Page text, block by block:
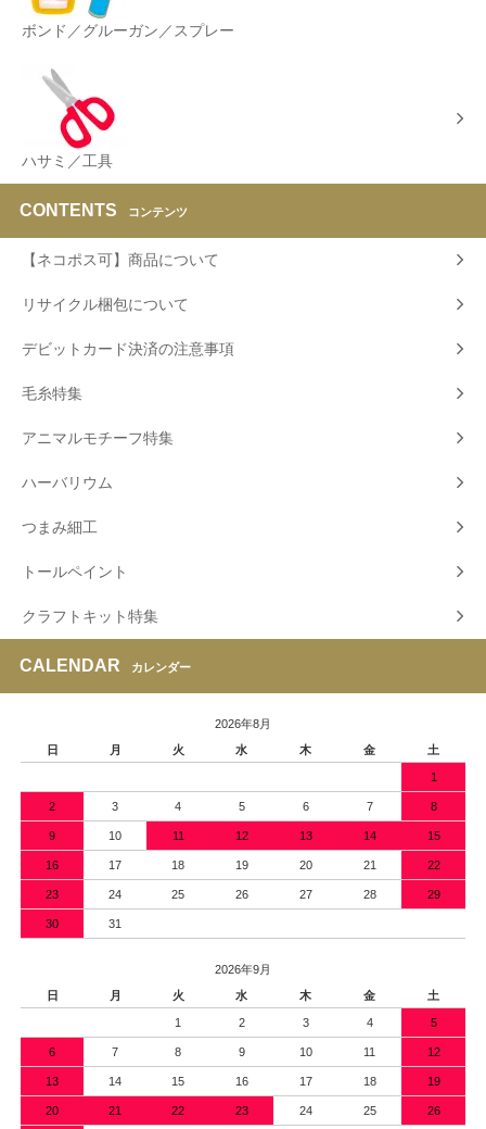
ボンド／グルーガン／スプレー
ハサミ／工具
CONTENTS コンテンツ
【ネコポス可】商品について
リサイクル梱包について
デビットカード決済の注意事項
毛糸特集
アニマルモチーフ特集
ハーバリウム
つまみ細工
トールペイント
クラフトキット特集
CALENDAR カレンダー
2026年8月
日
月 火 水 木 金 土
1
2 3 4 5 6 7 8
9 10 11 12 13 14 15
16 17 18 19 20 21 22
23 24 25 26 27 28 29
30 31
2026年9月
日
月 火 水 木 金 土
1 2 3 4 5
6 7 8 9 10 11 12
13 14 15 16 17 18 19
20 21 22 23 24 25 26